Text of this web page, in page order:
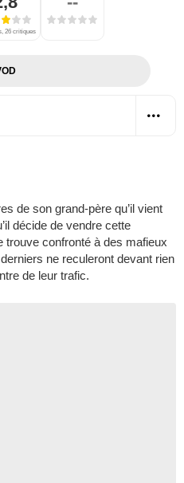
26 critiques
de son grand-père qu’il vient
décide de vendre cette
trouve confronté à des mafieux
ne reculeront devant rien
de leur trafic.